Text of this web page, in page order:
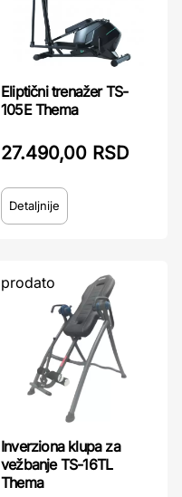
Eliptični trenažer TS-
105E Thema
27.490,00 RSD
Detaljnije
prodato
Inverziona klupa za
vežbanje TS-16TL
Thema